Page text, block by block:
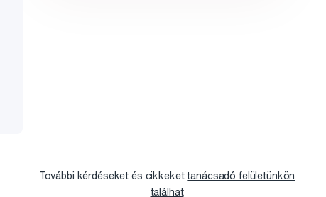
További kérdéseket és cikkekettanácsadó felületünkön
találhat